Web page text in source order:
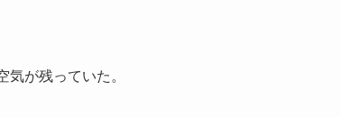
が残っていた。